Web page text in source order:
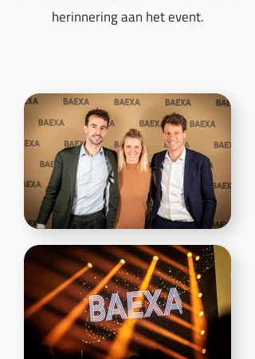
herinnering aan het event.